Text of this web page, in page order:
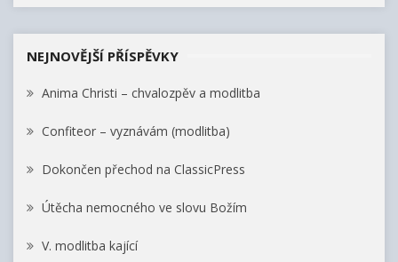
a
r
c
f
r
A
NEJNOVĚJŠÍ PŘÍSPĚVKY
Anima Christi – chvalozpěv a modlitba
Confiteor – vyznávám (modlitba)
Dokončen přechod na ClassicPress
Útěcha nemocného ve slovu Božím
V. modlitba kající